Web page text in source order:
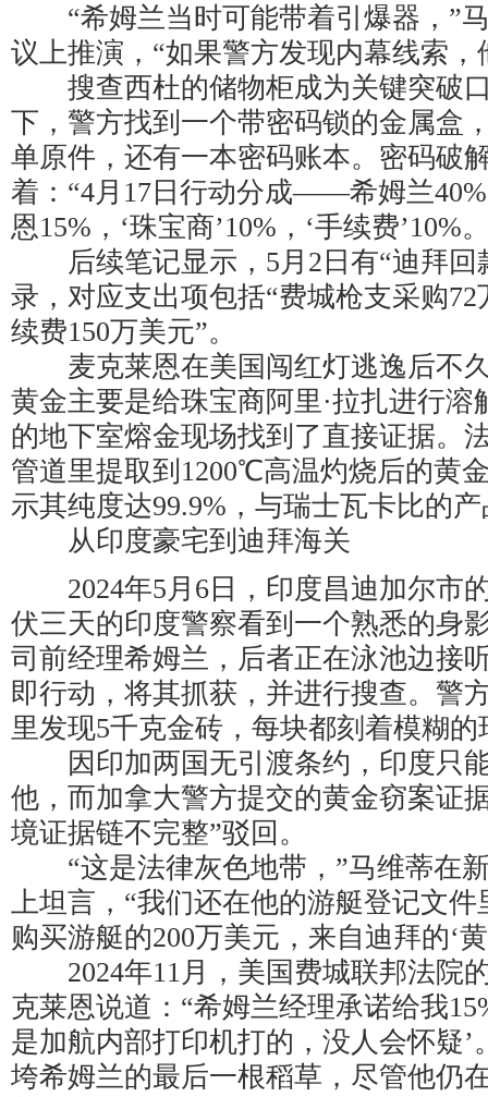
“希姆兰当时可能带着引爆器，”
议上推演，“如果警方发现内幕线索，
搜查西杜的储物柜成为关键突破
下，警方找到一个带密码锁的金属盒
单原件，还有一本密码账本。密码破
着：“4月17日行动分成——希姆兰
恩15%，‘珠宝商’10%，‘手续费’10%
后续笔记显示，5月2日有“迪拜回
录，对应支出项包括“费城枪支采购72
续费150万美元”。
麦克莱恩在美国闯红灯逃逸后不
黄金主要是给珠宝商阿里·拉扎进行溶
的地下室熔金现场找到了直接证据。
管道里提取到1200℃高温灼烧后的黄
示其纯度达99.9%，与瑞士瓦卡比的
从印度豪宅到迪拜海关
2024年5月6日，印度昌迪加尔市
伏三天的印度警察看到一个熟悉的
司前经理希姆兰，后者正在泳池边接
即行动，将其抓获，并进行搜查。警
里发现5千克金砖，每块都刻着模糊的
因印加两国无引渡条约，印度只能
他，而加拿大警方提交的黄金窃案证
境证据链不完整”驳回。
“这是法律灰色地带，”马维蒂在
上坦言，“我们还在他的游艇登记文
购买游艇的200万美元，来自迪拜的‘
2024年11月，美国费城联邦法院
克莱恩说道：“希姆兰经理承诺给我
是加航内部打印机打的，没人会怀疑’
垮希姆兰的最后一根稻草，尽管他仍